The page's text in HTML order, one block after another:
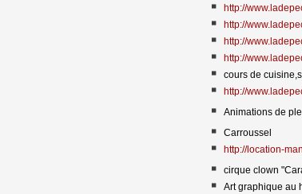
http://
http://
http://
http://
cours de
http://
Animations de
Carroussel
http://location-
cirque clown
Art graphique au